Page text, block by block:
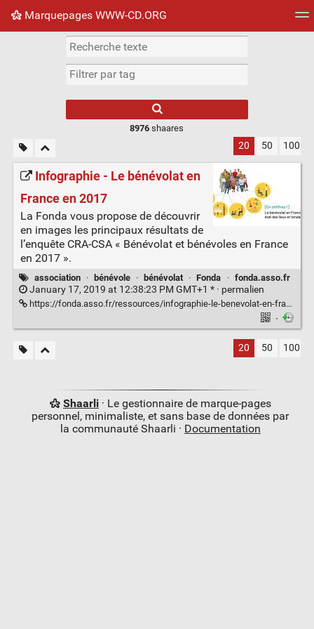
Marquepages WWW-CD.ORG
Nuage de tags Mur d'images
8976 shaares
20 50 100
Infographie - Le bénévolat en
France en 2017
La Fonda vous propose de découvrir
en images les principaux résultats de
l’enquête CRA-CSA « Bénévolat et bénévoles en France
en 2017 ».
association · bénévole · bénévolat · Fonda · fonda.asso.fr
January 17, 2019 at 12:38:23 PM GMT+1 * · permalien
https://fonda.asso.fr/ressources/infographie-le-benevolat-en-france-en-2017
·
20 50 100
Shaarli· Le gestionnaire de marque-pages
personnel, minimaliste, et sans base de données par
la communauté Shaarli · Documentation